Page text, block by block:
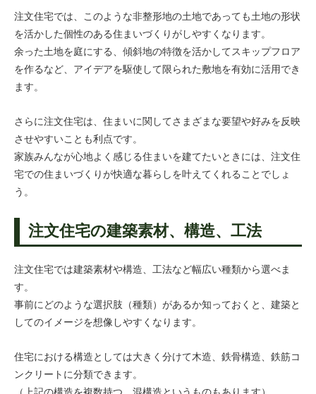
注文住宅では、このような非整形地の土地であっても土地の形状
を活かした個性のある住まいづくりがしやすくなります。
余った土地を庭にする、傾斜地の特徴を活かしてスキップフロア
を作るなど、アイデアを駆使して限られた敷地を有効に活用でき
ます。
さらに注文住宅は、住まいに関してさまざまな要望や好みを反映
させやすいことも利点です。
家族みんなが心地よく感じる住まいを建てたいときには、注文住
宅での住まいづくりが快適な暮らしを叶えてくれることでしょ
う。
注文住宅の建築素材、構造、工法
注文住宅では建築素材や構造、工法など幅広い種類から選べま
す。
事前にどのような選択肢（種類）があるか知っておくと、建築と
してのイメージを想像しやすくなります。
住宅における構造としては大きく分けて木造、鉄骨構造、鉄筋コ
ンクリートに分類できます。